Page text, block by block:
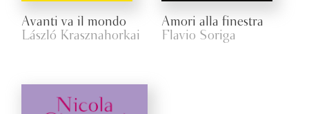
Avanti va il mondo
László Krasznahorkai
Amori alla finestra
Flavio Soriga